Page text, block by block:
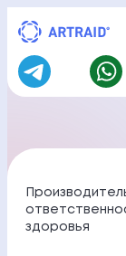
Перейти
содержимому
здоровья